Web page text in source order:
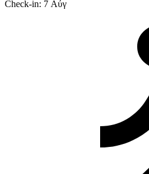
Check-in: 7 Αύγ